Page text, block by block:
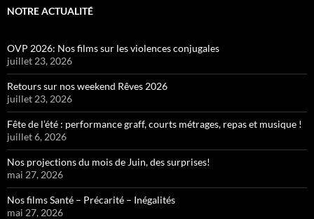
NOTRE ACTUALITÉ
OVP 2026: Nos films sur les violences conjugales
juillet 23, 2026
Retours sur nos weekend Rêves 2026
juillet 23, 2026
Fête de l’été : performance graff, courts métrages, repas et musique !
juillet 6, 2026
Nos projections du mois de Juin, des surprises!
mai 27, 2026
Nos films Santé – Précarité – Inégalités
mai 27, 2026